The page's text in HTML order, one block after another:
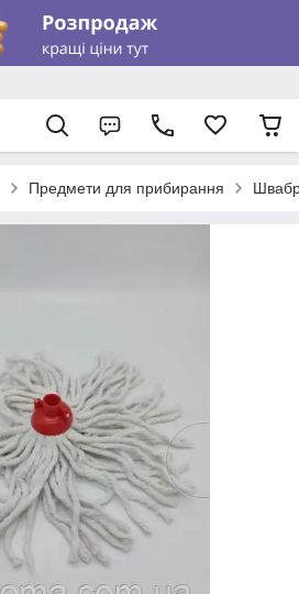
Предмети для прибирання